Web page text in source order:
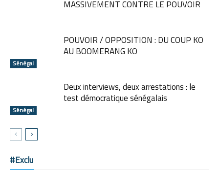
MASSIVEMENT CONTRE LE POUVOIR
Sénégal
POUVOIR / OPPOSITION : DU COUP KO
AU BOOMERANG KO
Sénégal
Deux interviews, deux arrestations : le
test démocratique sénégalais
#Exclu